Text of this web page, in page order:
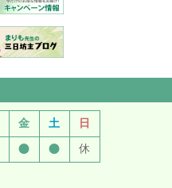
金 土
日
● ● 休